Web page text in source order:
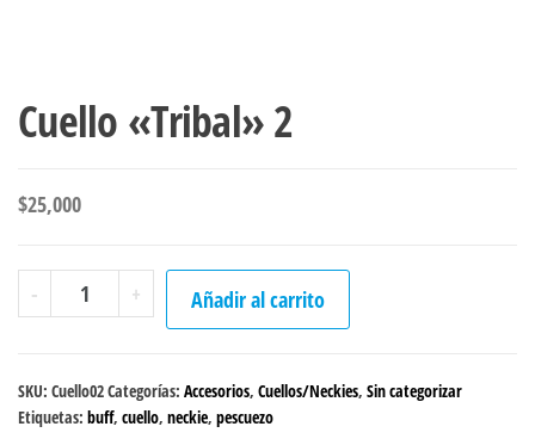
Cuello «Tribal» 2
$25,000
-
Cuello
"Tribal"
cantidad
+ Añadir al carrito
SKU: Cuello02Categorías: Accesorios, Cuellos/Neckies, Sin categorizar
Etiquetas: buff, cuello, neckie, pescuezo